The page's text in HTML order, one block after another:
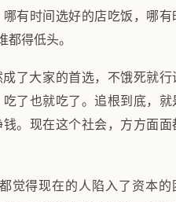
有时间选好的店吃饭，哪有
得低头。
了大家的首选，不饿死就行
了也就吃了。追根到底，就
。现在这个社会，方方面面
觉得现在的人陷入了资本的